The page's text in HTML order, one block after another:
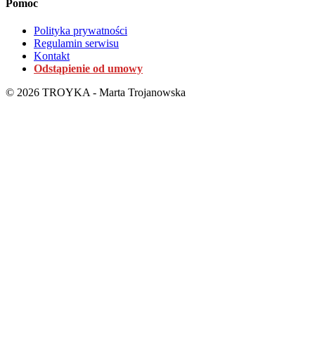
Pomoc
Polityka prywatności
Regulamin serwisu
Kontakt
Odstąpienie od umowy
© 2026 TROYKA - Marta Trojanowska